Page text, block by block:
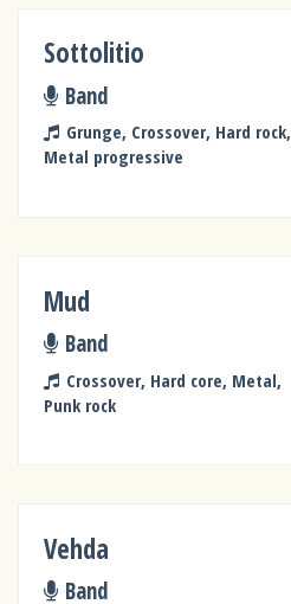
Sottolitio
Band
Grunge, Crossover, Hard rock,
Metal progressive
Mud
Band
Crossover, Hard core, Metal,
Punk rock
Vehda
Band